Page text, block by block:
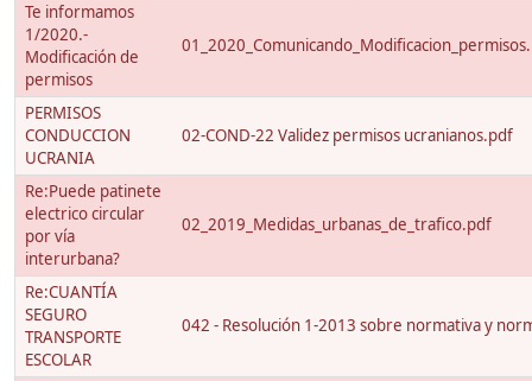
Te informamos
1/2020.-
Modificación de
permisos
PERMISOS
CONDUCCION
UCRANIA
02-COND-22 Validez permisos ucranianos.pdf
Re:Puede patinete
electrico circular
por vía
interurbana?
02_2019_Medidas_urbanas_de_trafico.pdf
Re:CUANTÍA
SEGURO
TRANSPORTE
ESCOLAR
042 - Resolución 1-2013 sobre normativa y